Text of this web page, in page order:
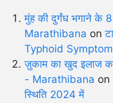
मुंह की दुर्गंध भगाने के
Marathibana on
Typhoid
ज़ुकाम का खुद इलाज
- Marathibana on
स्थिति 2024 में